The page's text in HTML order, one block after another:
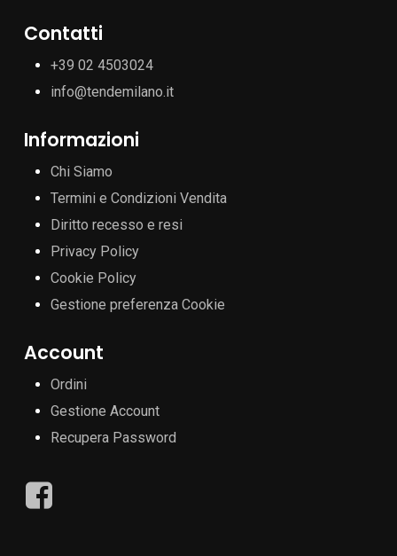
Contatti
+39 02 4503024
info@tendemilano.it
Informazioni
Chi Siamo
Termini e Condizioni Vendita
Diritto recesso e resi
Privacy Policy
Cookie Policy
Gestione preferenza Cookie
Account
Ordini
Gestione Account
Recupera Password